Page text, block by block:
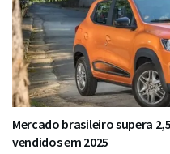
Mercado brasileiro supera
vendidos em 2025